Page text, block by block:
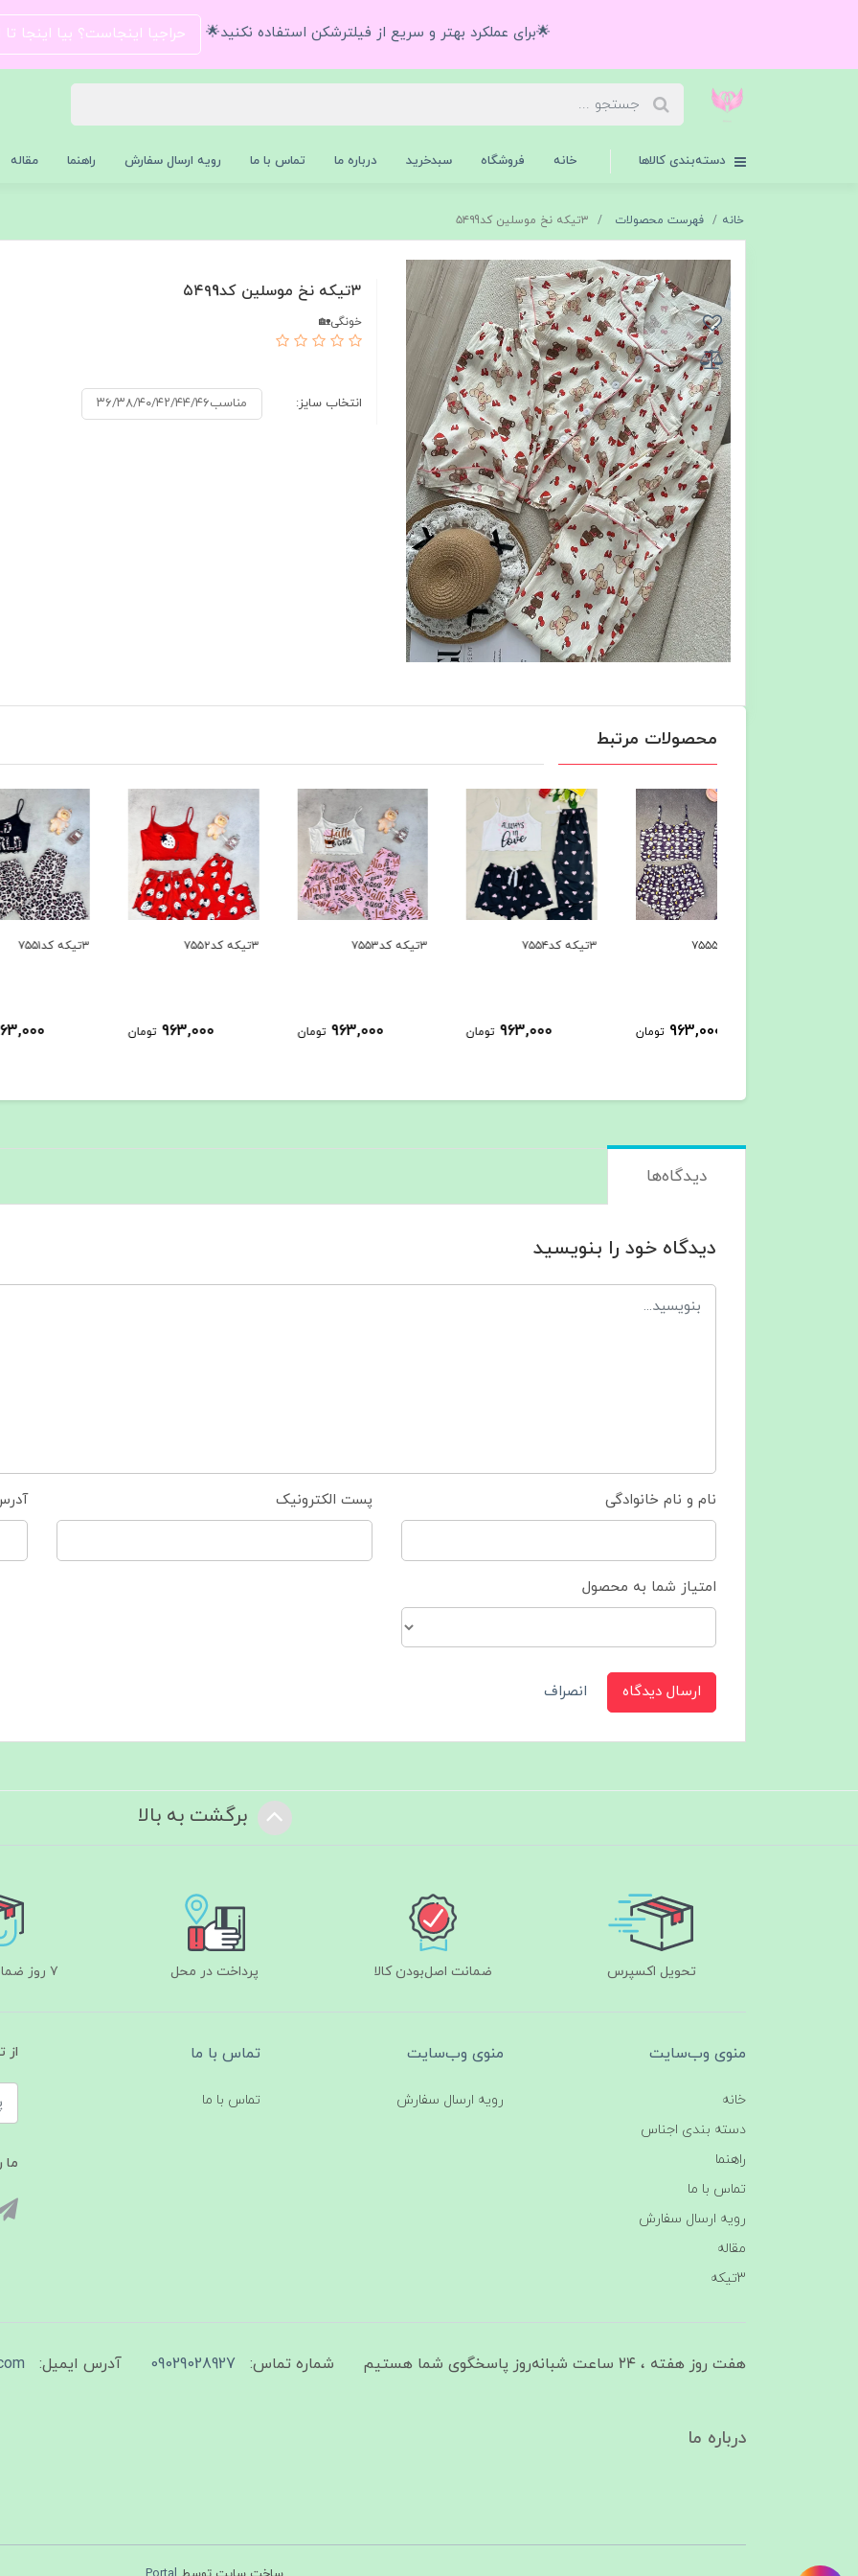
🌟برای عملکرد بهتر و سریع از فیلترشکن استفاده نکنید🌟 حراجیا اینجاست؟ بیا اینجا
دسته‌بندی کالاها خانه فروشگاه سبدخرید درباره ما تماس با ما رویه ارسال سفارش راهنما مقاله
خانه فهرست محصولات ۳تیکه نخ موسلین کد۵۴۹9
۳تیکه نخ موسلین کد۵۴۹9
خونگی🏡
انتخاب سایز: مناسب۳۶/۳۸/۴۰/۴۲/۴۴/۴۶
محصولات مرتبط
۳تیکه کد۷۵۵۴
963,000
۳تیکه کد۷۵۵۳
963,000
۳تیکه کد۷۵۵۲
963,000
۳تیکه کد۷۵۵۱
963,000
۳تیکه کد۷۵۵۰
دیدگاه‌ها
دیدگاه خود را بنویسید
نام و نام خانوادگی پست الکترونیک
امتیاز شما به محصول
ارسال دیدگاه انصراف
برگشت به بالا
تحویل اکسپرس ضمانت اصل‌بودن کالا پرداخت در محل ۷ روز ضمانت بازگشت
منوی وب‌سایت
خانه
دسته بندی اجناس
راهنما
تماس با ما
رویه ارسال سفارش
مقاله
3تیکه
منوی وب‌سایت
رویه ارسال سفارش
تماس با ما
تماس با ما
از
ما
هفت روز هفته ، ۲۴ ساعت شبانه‌روز پاسخگوی شما هستیم شماره تماس: 09029028927 آدرس ایمیل:
درباره ما